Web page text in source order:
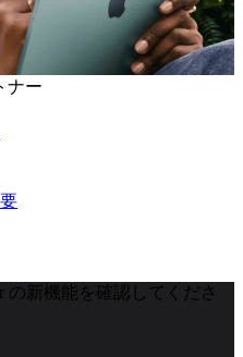
ナー
の新機能を確認してくださ